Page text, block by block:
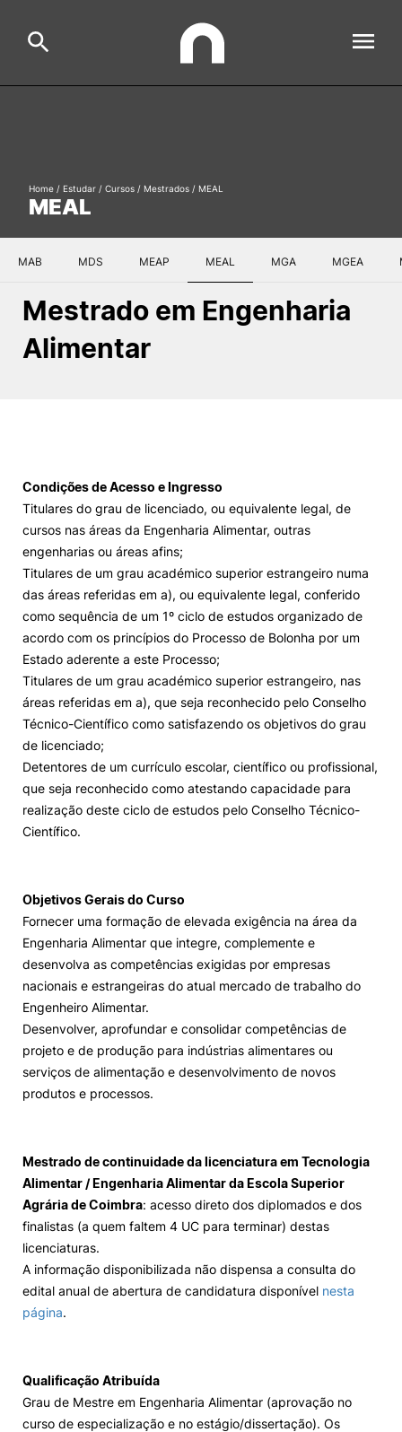
Serviços à comunidade
International Relations
Mudança de Par Instituição/Curso
©2026 Instituto Politécnico de Coimbra. Todos os direitos reservados.
Formative Offer
MEAL
Home / Estudar / Cursos / Mestrados / MEAL
MAB MDS MEAP MEAL MGA MGEA
Mestrado em Engenharia
Alimentar
Condições de Acesso e Ingresso
Titulares do grau de licenciado, ou equivalente legal, de
cursos nas áreas da Engenharia Alimentar, outras
engenharias ou áreas afins;
Titulares de um grau académico superior estrangeiro numa
das áreas referidas em a), ou equivalente legal, conferido
como sequência de um 1º ciclo de estudos organizado de
acordo com os princípios do Processo de Bolonha por um
Estado aderente a este Processo;
Titulares de um grau académico superior estrangeiro, nas
áreas referidas em a), que seja reconhecido pelo Conselho
Técnico-Científico como satisfazendo os objetivos do grau
de licenciado;
Detentores de um currículo escolar, científico ou profissional,
que seja reconhecido como atestando capacidade para
realização deste ciclo de estudos pelo Conselho Técnico-
Científico.
Objetivos Gerais do Curso
Fornecer uma formação de elevada exigência na área da
Engenharia Alimentar que integre, complemente e
desenvolva as competências exigidas por empresas
nacionais e estrangeiras do atual mercado de trabalho do
Engenheiro Alimentar.
Desenvolver, aprofundar e consolidar competências de
projeto e de produção para indústrias alimentares ou
serviços de alimentação e desenvolvimento de novos
produtos e processos.
Mestrado de continuidade da licenciatura em Tecnologia
Alimentar / Engenharia Alimentar da Escola Superior
Agrária de Coimbra: acesso direto dos diplomados e dos
finalistas (a quem faltem 4 UC para terminar) destas
licenciaturas.
A informação disponibilizada não dispensa a consulta do
edital anual de abertura de candidatura disponível nesta
página.
Qualificação Atribuída
Grau de Mestre em Engenharia Alimentar (aprovação no
curso de especialização e no estágio/dissertação). Os